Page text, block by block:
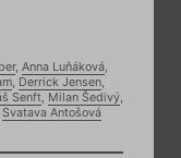
, Anna Luňáková,
, Derrick Jensen,
Senft, Milan Šedivý,
Svatava Antošová